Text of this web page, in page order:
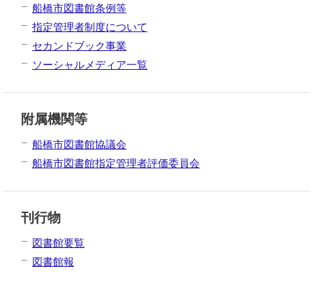
船橋市図書館条例等
指定管理者制度について
セカンドブック事業
ソーシャルメディア一覧
附属機関等
船橋市図書館協議会
船橋市図書館指定管理者評価委員会
刊行物
図書館要覧
図書館報